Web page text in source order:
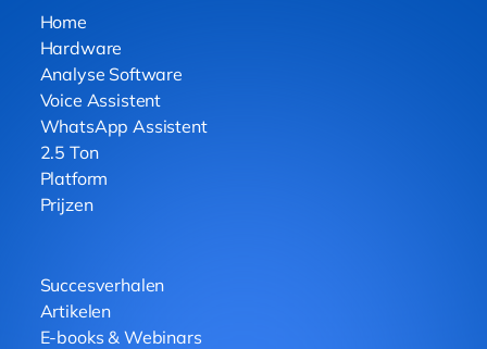
Home
Hardware
Analyse Software
Voice Assistent
WhatsApp Assistent
2.5 Ton
Platform
Prijzen
Succesverhalen
Artikelen
E-books & Webinars